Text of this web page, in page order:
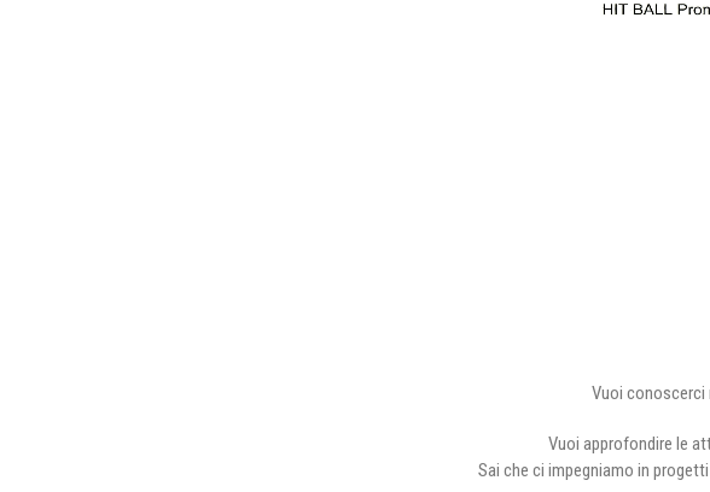
Vuoi conoscerci
Vuoi approfondire le
Sai che ci impegniamo in